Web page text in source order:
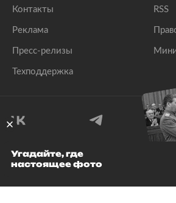
Контакты
Реклама
Пресс-релизы
Техподдержка
RSS
© 1999–2026 Все права
Угадайте, где
настоящее фото